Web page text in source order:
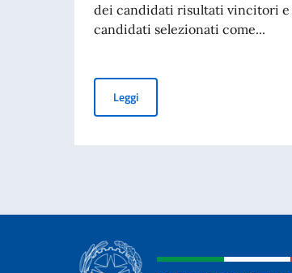
dei candidati risultati vincitori e
candidati selezionati come...
LeggiBORSE DI STUDIO OFFERTE